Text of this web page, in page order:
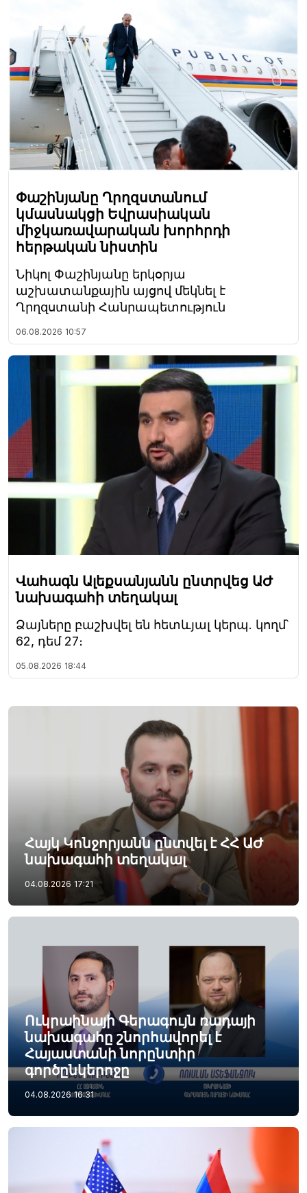
Փաշինյանը Ղրղզստանում
կմասնակցի Եվրասիական
միջկառավարական խորհրդի
հերթական նիստին
Նիկոլ Փաշինյանը երկօրյա
աշխատանքային այցով մեկնել է
Ղրղզստանի Հանրապետություն
06.08.2026 10:57
Վահագն Ալեքսանյանն ընտրվեց ԱԺ
նախագահի տեղակալ
Ձայները բաշխվել են հետևյալ կերպ. կողմ՝
62, դեմ 27։
05.08.2026 18:44
Հայկ Կոնջորյանն ընտվել է ՀՀ ԱԺ
նախագահի տեղակալ
04.08.2026 17:21
Ուկրաինայի Գերագույն ռադայի
նախագահը շնորհավորել է
Հայաստանի նորընտիր
գործընկերոջը
04.08.2026 16:31